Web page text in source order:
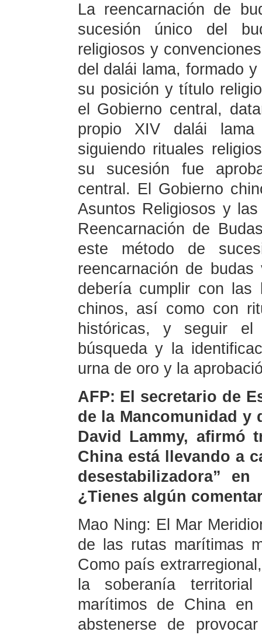
La reencarnación de
sucesión único del
religiosos y
del dalái lama, formado
su posición y título
el Gobierno central,
propio XIV dalái
siguiendo rituales
su sucesión fue
central. El Gobierno
Asuntos Religiosos y
Reencarnación de
este método de
reencarnación de
debería cumplir con las
chinos, así como con
históricas, y seguir
búsqueda y la
urna de oro y la
AFP: El secretario de
de la Mancomunidad y
David Lammy, afirmó
China está llevando a
desestabilizadora”
¿Tienes algún
Mao Ning: El Mar
de las rutas marítimas
Como país
la soberanía
marítimos de China
abstenerse de